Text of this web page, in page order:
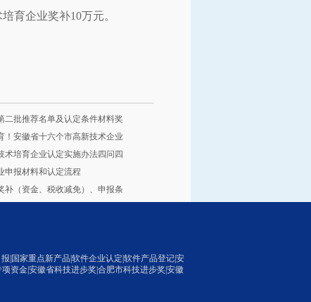
育企业奖补10万元。
二批推荐名单及认定条件材料奖
！安徽省十六个市高新技术企业
术培育企业认定实施办法四问四
申报材料和认定流程
补（资金、税收减免）、申报条
|国家重点新产品|软件企业认定|软件产品登记|安
资金|安徽省科技进步奖|合肥市科技进步奖|安徽